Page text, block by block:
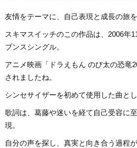
友情をテーマに、自己表現と成長の旅
スキマスイッチのこの作品は、2006年
ブンスシングル。
アニメ映画「ドラえもん のび太の恐竜
されましたね。
シンセサイザーを初めて使用した曲と
歌詞は、葛藤や迷いを経て自己受容に
現。
自分の声を探し、真実と向き合う過程